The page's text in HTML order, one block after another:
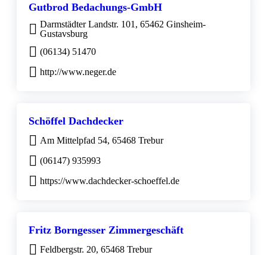
Gutbrod Bedachungs-GmbH
Darmstädter Landstr. 101, 65462 Ginsheim-
Gustavsburg
(06134) 51470
http://www.neger.de
Schöffel Dachdecker
Am Mittelpfad 54, 65468 Trebur
(06147) 935993
https://www.dachdecker-schoeffel.de
Fritz Borngesser Zimmergeschäft
Feldbergstr. 20, 65468 Trebur